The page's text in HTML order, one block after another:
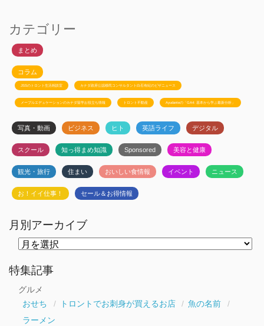
カテゴリー
まとめ
コラム
JSSのトロント生活相談室 カナダ政府公認移民コンサルタント白石有紀のビザニュース
メープルエデュケーションのカナダ留学お役立ち情報 トロント不動産 Ayudanteの「GA4: 基本から学ぶ最新分析」
写真・動画 ビジネス ヒト 英語ライフ デジタル
スクール 知っ得まめ知識 Sponsored 美容と健康
観光・旅行 住まい おいしい食情報 イベント ニュース
お！イイ仕事！ セール＆お得情報
月別アーカイブ
ー
カ
特集記事
グルメ
おせち
トロントでお刺身が買えるお店
魚の名前
ラーメン